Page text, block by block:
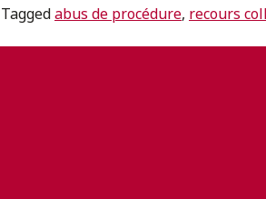
Taggedabus de procédure, recours